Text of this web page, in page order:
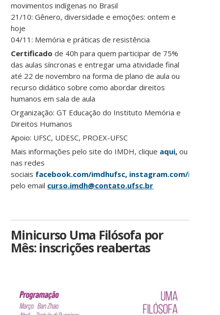
movimentos indígenas no Brasil
21/10: Gênero, diversidade e emoções: ontem e
hoje
04/11: Memória e práticas de resistência
Certificado de 40h para quem participar de 75%
das aulas síncronas e entregar uma atividade final
até 22 de novembro na forma de plano de aula ou
recurso didático sobre como abordar direitos
humanos em sala de aula
Organização: GT Educação do Instituto Memória e
Direitos Humanos
Apoio: UFSC, UDESC, PROEX-UFSC
Mais informações pelo site do IMDH, clique aqui, ou
nas redes
sociais facebook.com/imdhufsc, instagram.com/
pelo email curso.imdh@contato.ufsc.br
Minicurso Uma Filósofa por
Mês: inscrições reabertas